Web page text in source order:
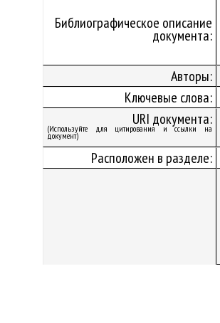
Библиографическое описание
документа:
Авторы:
Ключевые слова:
URI документа:
(Используйте для цитирования и ссылки на
документ)
Расположен в разделе: